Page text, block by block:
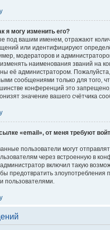
я могу изменить его?
под вашим именем, отражают
или идентифицируют
модераторов и
наименования званий на
её администратором.
сообщениями только для того,
конференций это
значение вашего счётчика
«email», от меня требуют
пользователи могут
через встроенную в
включил такую
предотвратить злоупотребления
пользователями.